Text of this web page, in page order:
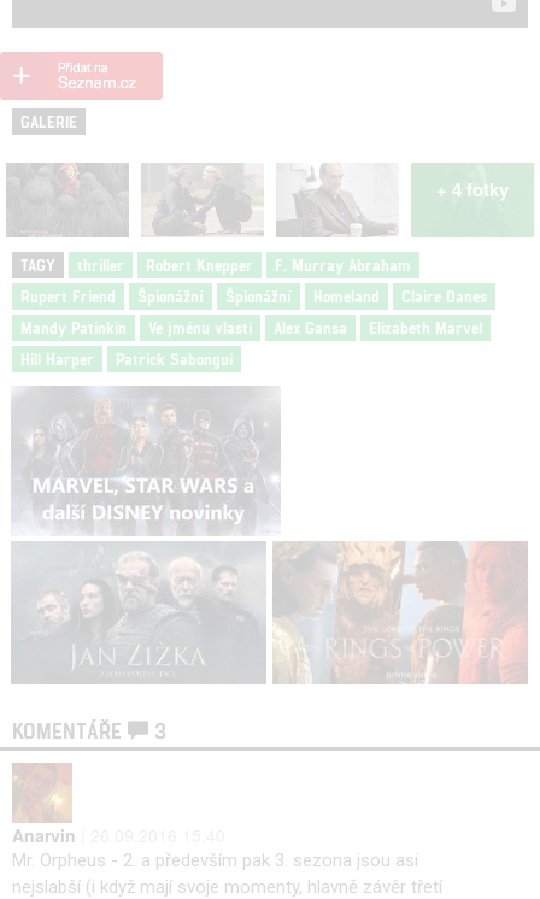
GALERIE
+ 4 fotky
TAGY thriller Robert Knepper
F. Murray Abraham
Rupert Friend
Špionážní Špionážní Homeland
Claire Danes
Mandy Patinkin
Ve jménu vlasti Alex Gansa
Elizabeth Marvel
Hill Harper
Patrick Sabongui
KOMENTÁŘE 3
Anarvin
Mr. Orpheus - 2. a především pak 3. sezona jsou asi
nejslabší (i když mají svoje momenty, hlavně závěr třetí